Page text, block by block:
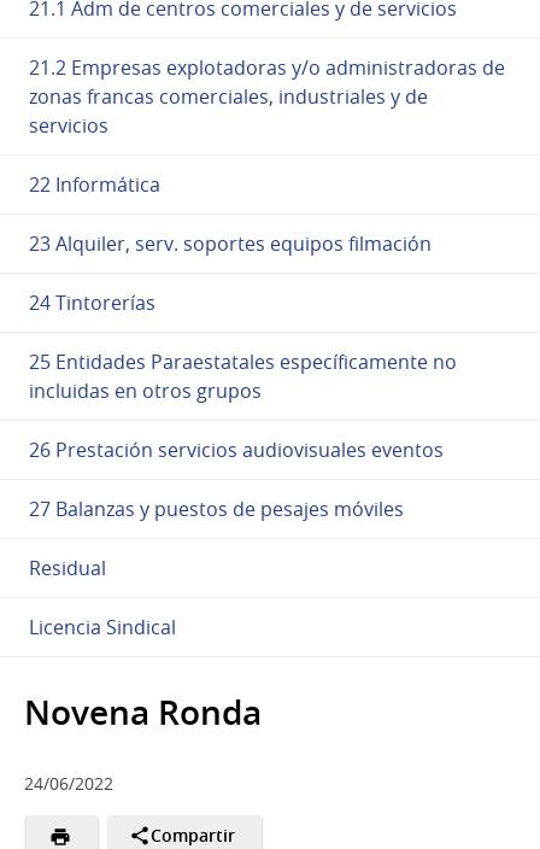
21.1 Adm de centros comerciales y de servicios
21.2 Empresas explotadoras y/o administradoras de
zonas francas comerciales, industriales y de
servicios
22 Informática
23 Alquiler, serv. soportes equipos filmación
24 Tintorerías
25 Entidades Paraestatales específicamente no
incluidas en otros grupos
26 Prestación servicios audiovisuales eventos
27 Balanzas y puestos de pesajes móviles
Residual
Licencia Sindical
Novena Ronda
24/06/2022
Compartir